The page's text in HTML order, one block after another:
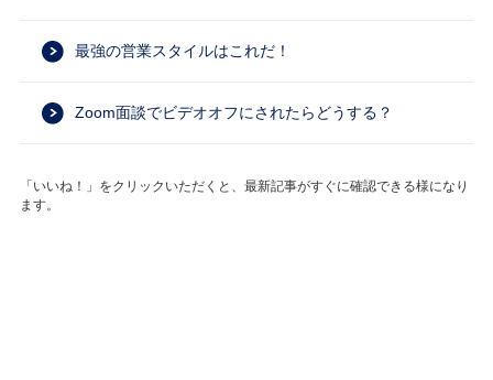
最強の営業スタイルはこれだ！
Zoom面談でビデオオフにされたらどうする？
「いいね！」をクリックいただくと、最新記事がすぐに確認できる様になり
ます。